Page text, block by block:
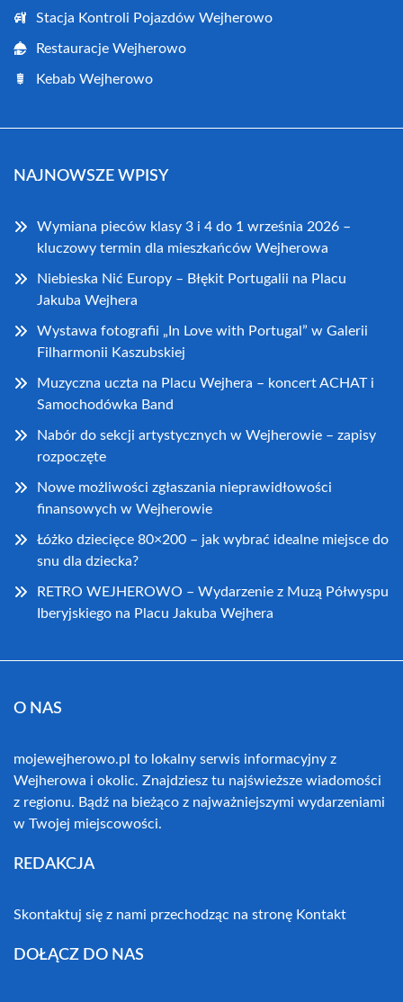
Stacja Kontroli Pojazdów Wejherowo
Restauracje Wejherowo
Kebab Wejherowo
NAJNOWSZE WPISY
Wymiana pieców klasy 3 i 4 do 1 września 2026 –
kluczowy termin dla mieszkańców Wejherowa
Niebieska Nić Europy – Błękit Portugalii na Placu
Jakuba Wejhera
Wystawa fotografii „In Love with Portugal” w Galerii
Filharmonii Kaszubskiej
Muzyczna uczta na Placu Wejhera – koncert ACHAT i
Samochodówka Band
Nabór do sekcji artystycznych w Wejherowie – zapisy
rozpoczęte
Nowe możliwości zgłaszania nieprawidłowości
finansowych w Wejherowie
Łóżko dziecięce 80×200 – jak wybrać idealne miejsce do
snu dla dziecka?
RETRO WEJHEROWO – Wydarzenie z Muzą Półwyspu
Iberyjskiego na Placu Jakuba Wejhera
O NAS
mojewejherowo.pl to lokalny serwis informacyjny z
Wejherowa i okolic. Znajdziesz tu najświeższe wiadomości
z regionu. Bądź na bieżąco z najważniejszymi wydarzeniami
w Twojej miejscowości.
REDAKCJA
Skontaktuj się z nami przechodząc na stronę Kontakt
DOŁĄCZ DO NAS